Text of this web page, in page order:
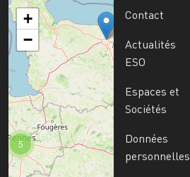
5
+
−
Contact
Actualités
ESO
Espaces et
Sociétés
Données
personnelles